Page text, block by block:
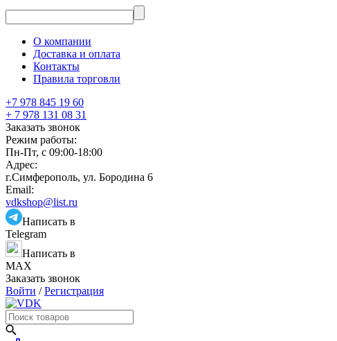
О компании
Доставка и оплата
Контакты
Правила торговли
+7 978 845 19 60
+ 7 978 131 08 31
Заказать звонок
Режим работы:
Пн-Пт, с 09:00-18:00
Адрес:
г.Симферополь, ул. Бородина 6
Email:
vdkshop@list.ru
Написать в
Telegram
Написать в
MAX
Заказать звонок
Войти /Регистрация